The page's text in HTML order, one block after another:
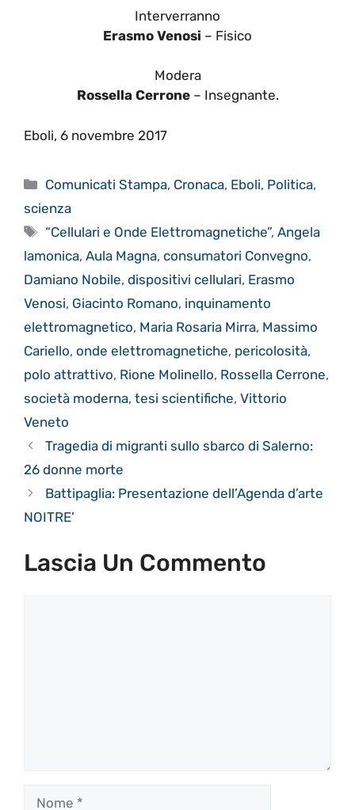
Interverranno
Erasmo Venosi – Fisico
Modera
Rossella Cerrone– Insegnante.
Eboli, 6 novembre 2017
Categorie
Comunicati Stampa, Cronaca, Eboli, Politica,
scienza
Tag
“Cellulari e Onde Elettromagnetiche”,Angela
lamonica, Aula Magna, consumatori Convegno,
Damiano Nobile, dispositivi cellulari, Erasmo
Venosi, Giacinto Romano, inquinamento
elettromagnetico, Maria Rosaria Mirra, Massimo
Cariello, onde elettromagnetiche, pericolosità,
polo attrattivo, Rione Molinello, Rossella Cerrone,
società moderna, tesi scientifiche, Vittorio
Veneto
Tragedia di migranti sullo sbarco di Salerno:
26 donne morte
Battipaglia: Presentazione dell’Agenda d’arte
NOITRE’
Lascia Un Commento